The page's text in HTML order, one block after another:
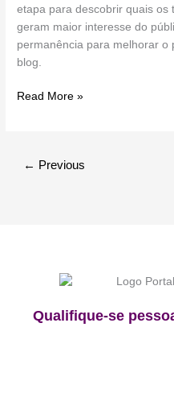
etapa para descobrir quais os
geram maior interesse do
permanência para melhorar o
blog.
Read More »
← Previous
Qualifique-se